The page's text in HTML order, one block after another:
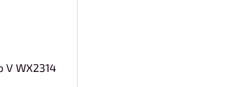
V WX2314